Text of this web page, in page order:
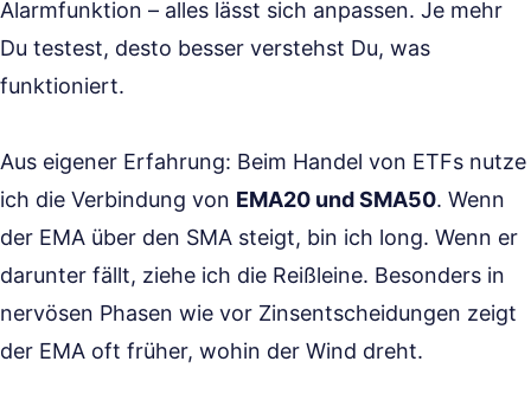
Alarmfunktion – alles lässt sich anpassen. Je mehr
Du testest, desto besser verstehst Du, was
funktioniert.
Aus eigener Erfahrung: Beim Handel von ETFs nutze
ich die Verbindung von EMA20 und SMA50. Wenn
der EMA über den SMA steigt, bin ich long. Wenn er
darunter fällt, ziehe ich die Reißleine. Besonders in
nervösen Phasen wie vor Zinsentscheidungen zeigt
der EMA oft früher, wohin der Wind dreht.